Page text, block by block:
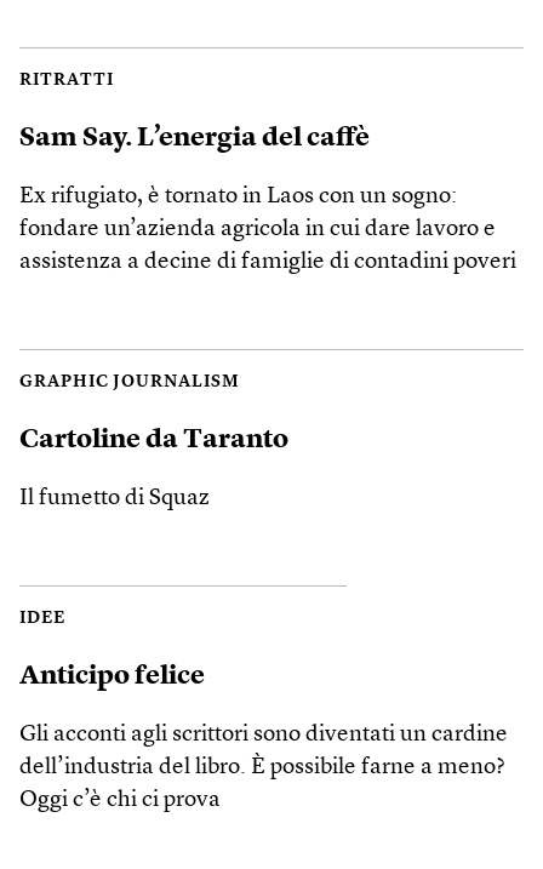
RITRATTI
Sam Say. L’energia del caffè
Ex rifugiato, è tornato in Laos con un sogno:
fondare un’azienda agricola in cui dare lavoro e
assistenza a decine di famiglie di contadini poveri
GRAPHIC JOURNALISM
Cartoline da Taranto
Il fumetto di Squaz
IDEE
Anticipo felice
Gli acconti agli scrittori sono diventati un cardine
dell’industria del libro. È possibile farne a meno?
Oggi c’è chi ci prova